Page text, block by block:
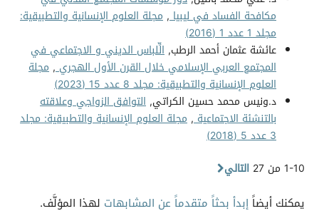
مكافحة الفساد في ليبيا, مجلة العلوم الإنسانية والتطبيقية:
مجلد 1 عدد 1 (2016)
عائشة عثمان أحمد الرطب, الِّلباس الديني و الاجتماعي في
المجتمع العربي الإسلامي خلال القرن الأول الهجري, مجلة
العلوم الإنسانية والتطبيقية: مجلد 8 عدد 15 (2023)
د.ونيس محمد حسين الكراتي, التوافق الزواجي وعلاقته
بالتنشئة الاجتماعية, مجلة العلوم الإنسانية والتطبيقية: مجلد
3 عدد 5 (2018)
1-10 من 27
التالي
يمكنك أيضاًإبدأ بحثاً متقدماً عن المشابهات لهذا المؤلَّف.